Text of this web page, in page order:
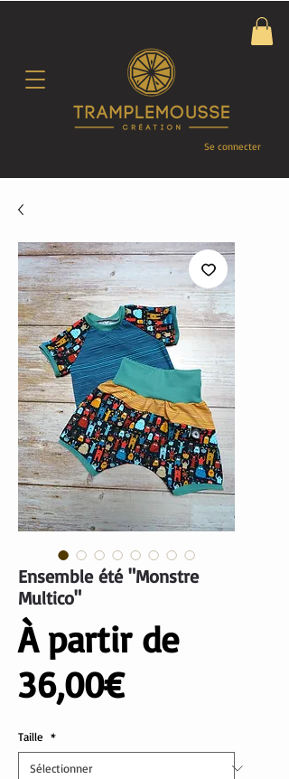
Se connecter
Ensemble été "Monstre
Multico"
À partir de
36,00€Prix
Taille *